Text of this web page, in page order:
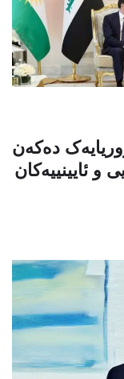
دەکەن
و ئایینییەکان